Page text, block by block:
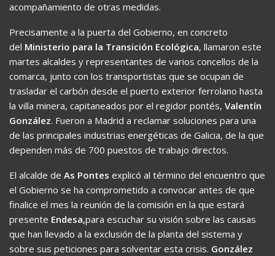
acompañamiento de otras medidas.
Precisamente a la puerta del Gobierno, en concreto
del Ministerio para la Transición Ecológica, llamaron este
martes alcaldes y representantes de varios concellos de la
comarca, junto con los transportistas que se ocupan de
trasladar el carbón desde el puerto exterior ferrolano hasta
la villa minera, capitaneados por el regidor pontés, Valentín
González. Fueron a Madrid a reclamar soluciones para una
de las principales industrias energéticas de Galicia, de la que
dependen más de 700 puestos de trabajo directos.
El alcalde de As Pontes explicó al término del encuentro que
el Gobierno se ha comprometido a convocar antes de que
finalice el mes la reunión de la comisión en la que estará
presente Endesa,para escuchar su visión sobre las causas
que han llevado a la exclusión de la planta del sistema y
sobre sus peticiones para solventar esta crisis. González